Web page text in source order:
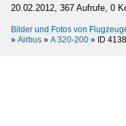
20.02.2012, 367 Aufrufe, 0
Bilder und Fotos von
» Airbus » A 320-200 » ID